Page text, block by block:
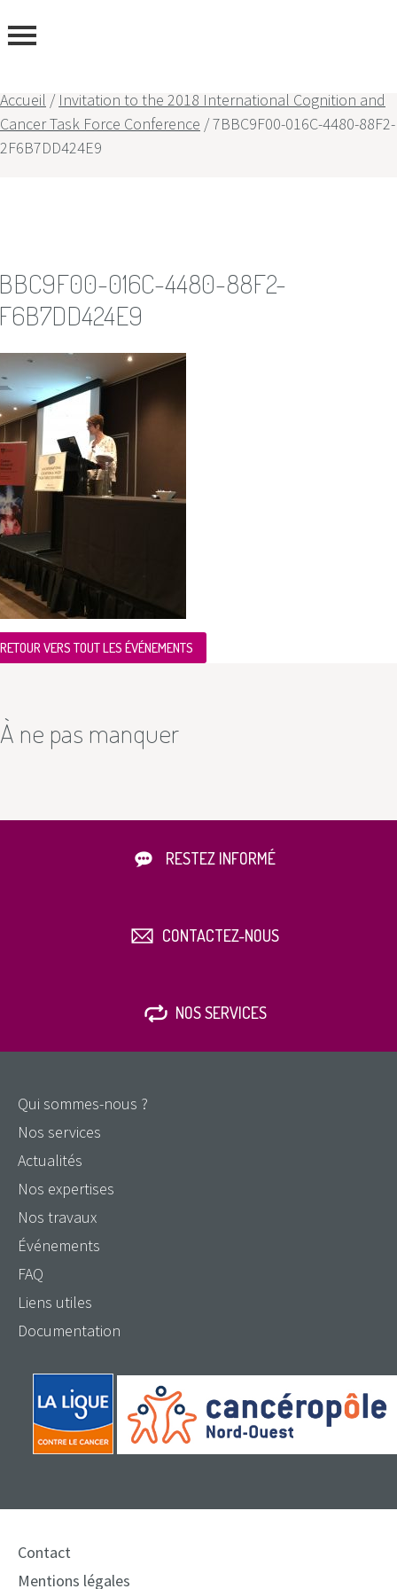
Accueil / Invitation to the 2018 International Cognition and
Cancer Task Force Conference /7BBC9F00-016C-4480-88F2-
2F6B7DD424E9
016C-4480-88F2-
RETOUR VERS TOUT LES ÉVÉNEMENTS
À ne pas manquer
RESTEZ INFORMÉ
CONTACTEZ-NOUS
NOS SERVICES
Qui sommes-nous ?
Nos services
Actualités
Nos expertises
Nos travaux
Événements
FAQ
Liens utiles
Documentation
Contact
Mentions légales